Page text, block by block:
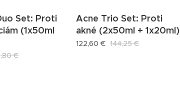
Set: Proti
(1x50ml
€
Acne Trio Set: Proti
akné (2x50ml + 1x20ml)
122,60 € 144,25€